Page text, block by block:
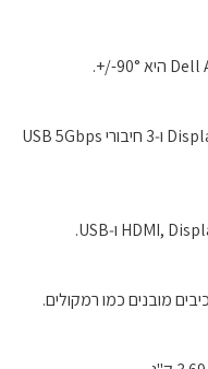
כולל ‎2‎ כניסות HDMI ‎2.1‎, יציאת ‎DisplayPort 1.4‎ ו‑3‎ חיבורי USB ‎5Gbps‎